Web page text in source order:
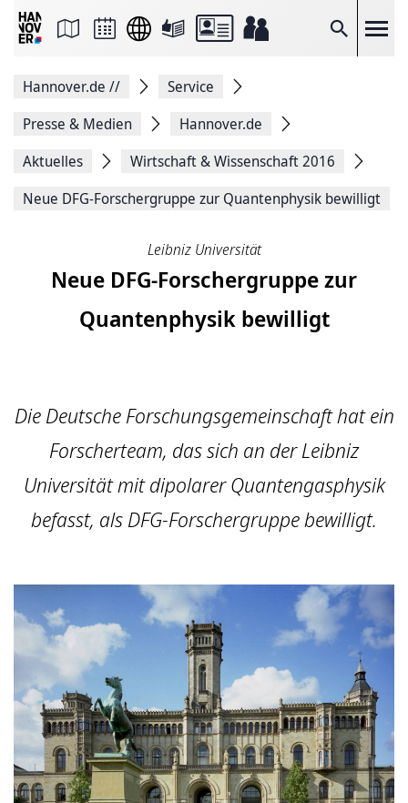
Suche
Seite
Facebook
teilen
Seitenlink
Seite
Hannover.de //
Service
Presse & Medien
Hannover.de
Aktuelles
Wirtschaft & Wissenschaft 2016
Neue DFG-Forschergruppe zur Quantenphysik bewilligt
Leibniz Universität
Neue DFG-Forschergruppe zur
Quantenphysik bewilligt
Die Deutsche Forschungsgemeinschaft hat ein
Forscherteam, das sich an der Leibniz
Universität mit dipolarer Quantengasphysik
befasst, als DFG-Forschergruppe bewilligt.